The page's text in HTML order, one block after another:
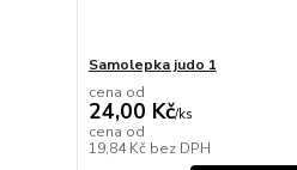
Samolepka judo 1
cena od
24,00 Kč/ks
cena od
19,84 Kč bez DPH